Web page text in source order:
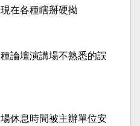
在各種瞎掰硬拗
論壇演講場不熟悉的誤
休息時間被主辦單位安